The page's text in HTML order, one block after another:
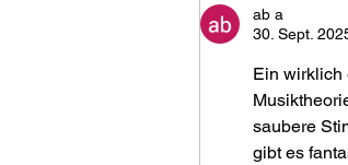
ab a
30. Sept.
Ein wirklich
saubere
gibt es